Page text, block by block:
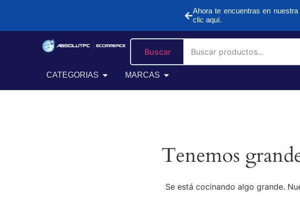
Ahora te encuentras en
clic aquí.
CATEGORIAS MARCAS
Buscar
Tenemos
Se está cocinando algo grande.